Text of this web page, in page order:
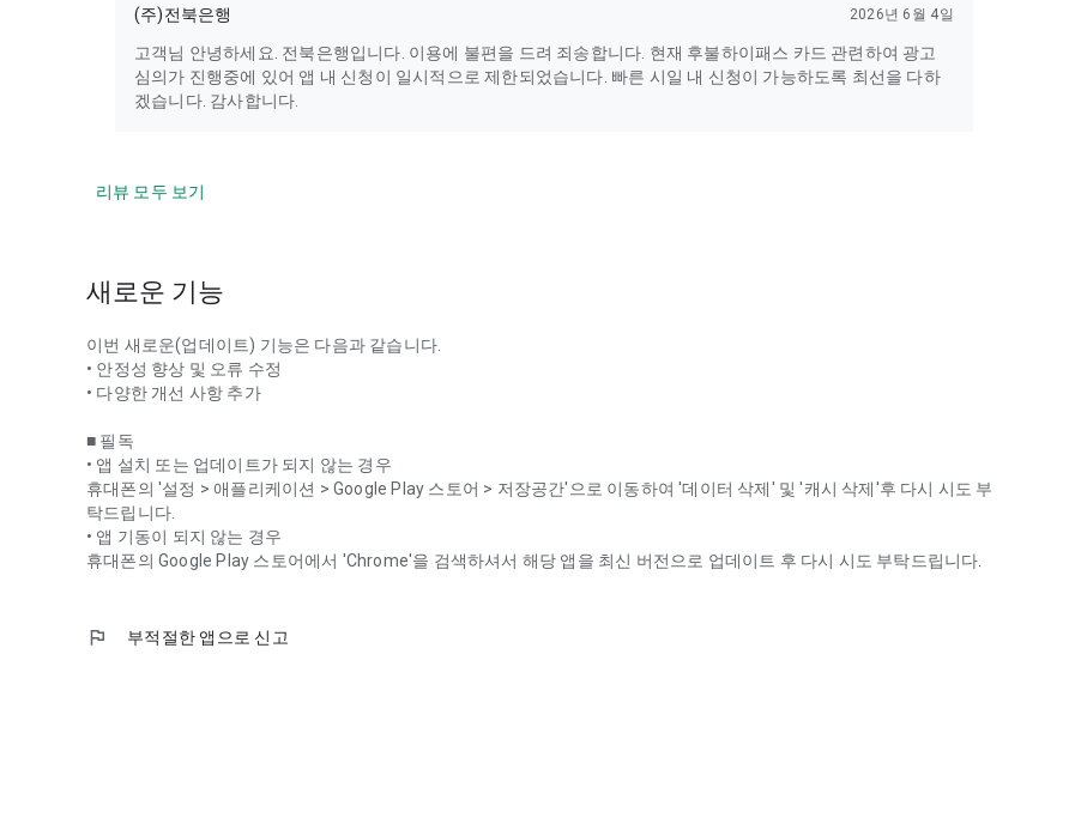
(주)전북은행 2026년 6월 4일
고객님 안녕하세요. 전북은행입니다. 이용에 불편을 드려 죄송합니다. 현재 후불하이패스 카드 관련하여 광고
심의가 진행중에 있어 앱 내 신청이 일시적으로 제한되었습니다. 빠른 시일 내 신청이 가능하도록 최선을 다하
겠습니다. 감사합니다.
리뷰 모두 보기
새로운 기능
이번 새로운(업데이트) 기능은 다음과 같습니다.
• 안정성 향상 및 오류 수정
• 다양한 개선 사항 추가
■ 필독
• 앱 설치 또는 업데이트가 되지 않는 경우
휴대폰의 '설정 > 애플리케이션 > Google Play 스토어 > 저장공간'으로 이동하여 '데이터 삭제' 및 '캐시 삭제'후 다시 시도 부
탁드립니다.
• 앱 기동이 되지 않는 경우
휴대폰의 Google Play 스토어에서 'Chrome'을 검색하셔서 해당 앱을 최신 버전으로 업데이트 후 다시 시도 부탁드립니다.
flag 부적절한 앱으로 신고